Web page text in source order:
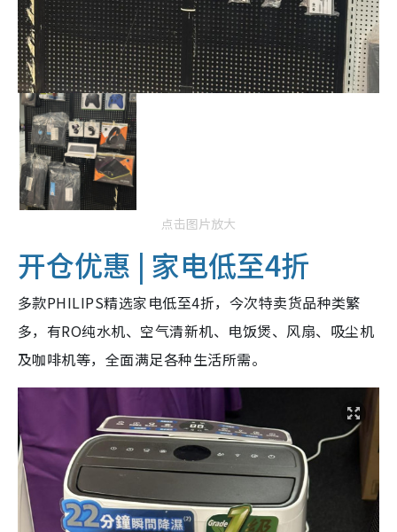
点击图片放大
开仓优惠 | 家电低至4折
多款PHILIPS精选家电低至4折，今次特卖货品种类繁
多，有RO纯水机、空气清新机、电饭煲、风扇、吸尘机
及咖啡机等，全面满足各种生活所需。